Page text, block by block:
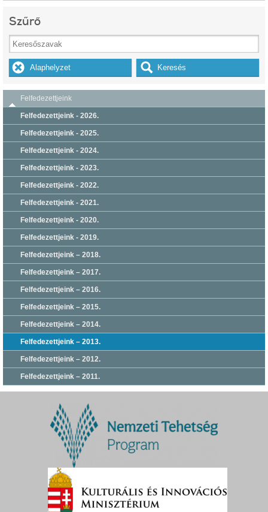
Szűrő
Felfedezettjeink
Felfedezettjeink - 2026.
Felfedezettjeink - 2025.
Felfedezettjeink - 2024.
Felfedezettjeink - 2023.
Felfedezettjeink - 2022.
Felfedezettjeink - 2021.
Felfedezettjeink - 2020.
Felfedezettjeink - 2019.
Felfedezettjeink – 2018.
Felfedezettjeink – 2017.
Felfedezettjeink – 2016.
Felfedezettjeink – 2015.
Felfedezettjeink – 2014.
Felfedezettjeink – 2013.
Felfedezettjeink – 2012.
Felfedezettjeink – 2011.